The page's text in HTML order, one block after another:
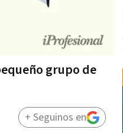
grupo de
+ Seguinos en